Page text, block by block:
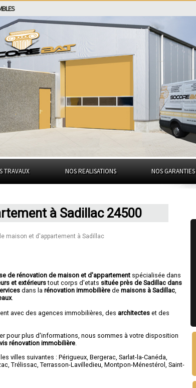
TRAVAUX NOS REALISATIONS NOS GARANTIES
à Sadillac 24500
maison et d'appartement à Sadillac
de rénovation de maison et d'appartement spécialisée dans
et extérieurstout corps d'etats située près de Sadillac dans
dans larénovation immobilière demaisons à Sadillac
.
avec des agences immobilières, des architectes et des
pour plus d'informations, nous sommes à votre disposition
rénovation immobilière
villes suivantes :Périgueux ,Bergerac ,Sarlat-la-Canéda
,Trélissac ,Terrasson-Lavilledieu ,Montpon-Ménestérol ,Saint-